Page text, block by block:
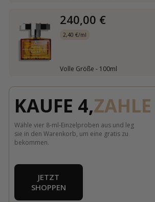
240,00 €
2,40 €/ml
Volle Größe - 100ml
KAUFE 4,
Wähle vier 8-ml-Einzelproben aus und leg
sie in den Warenkorb, um eine gratis zu
bekommen.
JETZT
SHOPPEN